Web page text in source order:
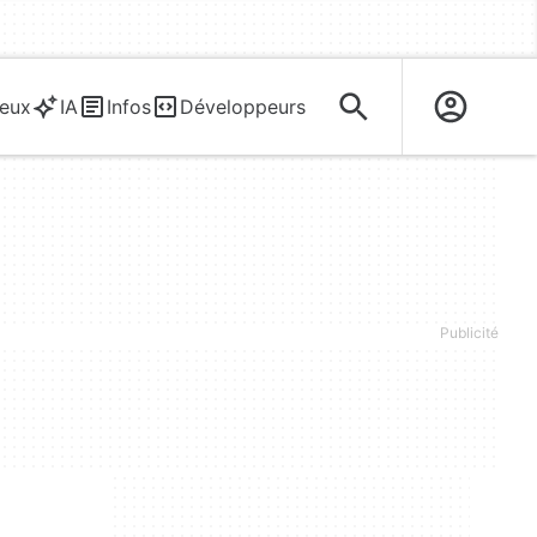
IA Infos Développeurs